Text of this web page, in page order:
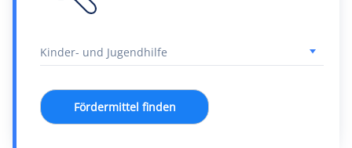
Fördermittel finden